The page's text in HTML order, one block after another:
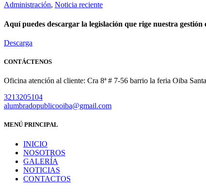
Administración, Noticia reciente
Aquí puedes descargar la legislación que rige nuestra gestión
Descarga
CONTÁCTENOS
Oficina atención al cliente: Cra 8ª # 7-56 barrio la feria Oiba
3213205104
alumbradopublicooiba@gmail.com
MENÚ PRINCIPAL
INICIO
NOSOTROS
GALERÍA
NOTICIAS
CONTACTOS